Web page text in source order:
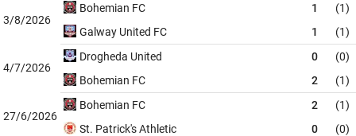
3/8/2026
Bohemian FC 1
(1)
Galway United FC
1 (1)
4/7/2026
Drogheda United 0
(0)
Bohemian FC
2 (1)
27/6/2026
Bohemian FC 2
(1)
St. Patrick's Athletic
0 (0)